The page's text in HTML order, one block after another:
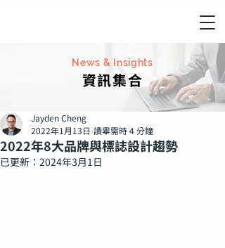
News & Insights
資訊集合
2022年8大品牌與標誌設計趨勢
Jayden Cheng
2022年1月13日 讀畢需時 4 分鐘
已更新： 2024年3月1日